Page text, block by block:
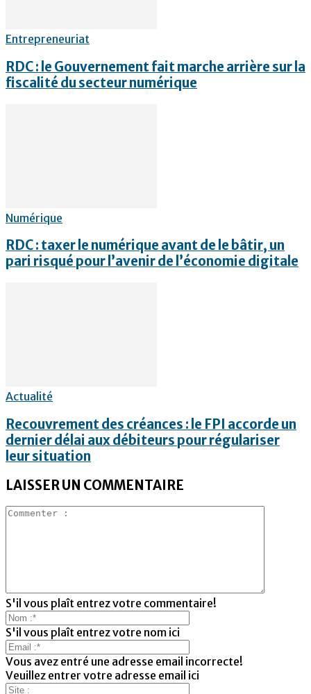
Entrepreneuriat
RDC : le Gouvernement fait marche arrière sur la
fiscalité du secteur numérique
Numérique
RDC : taxer le numérique avant de le bâtir, un
pari risqué pour l’avenir de l’économie digitale
Actualité
Recouvrement des créances : le FPI accorde un
dernier délai aux débiteurs pour régulariser
leur situation
LAISSER UN COMMENTAIRE
S'il vous plaît entrez votre commentaire!
S'il vous plaît entrez votre nom ici
Vous avez entré une adresse email incorrecte!
Veuillez entrer votre adresse email ici